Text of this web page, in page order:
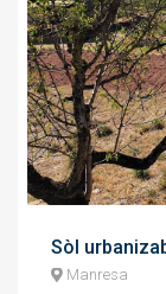
Sòl
Manresa